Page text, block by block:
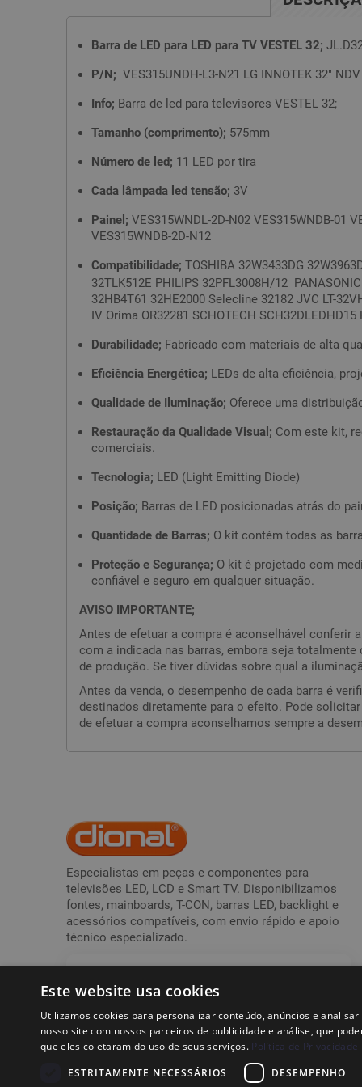
Barra de LED para LED para TV VESTEL 32;
P/N; VES315UNDH-L3-N21 LG INNOTEK 32"
Info; Barra de led para televisores VESTEL 32;
Tamanho (comprimento); 575mm
Número de led; 11 LED por tira
Cada lâmpada led tensão; 3V
Painel; VES315WNDL-2D-N02 VES315WNDB-01
VES315WNDB-2D-N12
Compatibilidade; TOSHIBA 32W3433DG
32TLK512E PHILIPS 32PFL3008H/12
32HB4T61 32HE2000 Selecline 32182 JVC LT-
IV Orima OR32281 SCHOTECH
Durabilidade; Fabricado com materiais de alta
Eficiência Energética; LEDs de alta eficiência,
Qualidade de Iluminação; Oferece uma
Restauração da Qualidade Visual; Com este kit,
comerciais.
Tecnologia; LED (Light Emitting Diode)
Posição; Barras de LED posicionadas atrás do
Quantidade de Barras; O kit contém todas as
Proteção e Segurança; O kit é projetado com
confiável e seguro em qualquer situação.
AVISO IMPORTANTE;
Antes de efetuar a compra é aconselhável conferir
com a indicada nas barras, embora seja
de produção. Se tiver dúvidas sobre qual a
Antes da venda, o desempenho de cada barra é
destinados diretamente para o efeito. Pode
de efetuar a compra aconselhamos sempre a
Especialistas em peças e componentes para
televisões LED, LCD e Smart TV. Disponibilizamos
fontes, mainboards, T-CON, barras LED, backlight e
acessórios compatíveis, com envio rápido e apoio
técnico especializado.
09H30 - 13H00 * 14H30 - 17H00
219 502 026
Chamada para a rede fixa nacional
Este website usa cookies
Utilizamos cookies para personalizar conteúdo, anúncios e
nosso site com nossos parceiros de publicidade e análise, que
que eles coletaram do uso de seus serviços. Política de Privacidade
ESTRITAMENTE NECESSÁRIOS
DESEMPENHO